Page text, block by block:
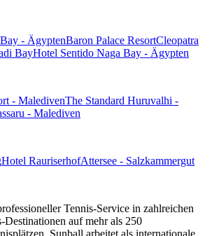
- ÄgyptenBaron Palace ResortCleopatra
BayHotel Sentido Naga Bay - Ägypten
- MaledivenThe Standard Huruvalhi -
- Malediven
Hotel RauriserhofAttersee - Salzkammergut
Tennis-Service in zahlreichen
Destinationen auf mehr als 250